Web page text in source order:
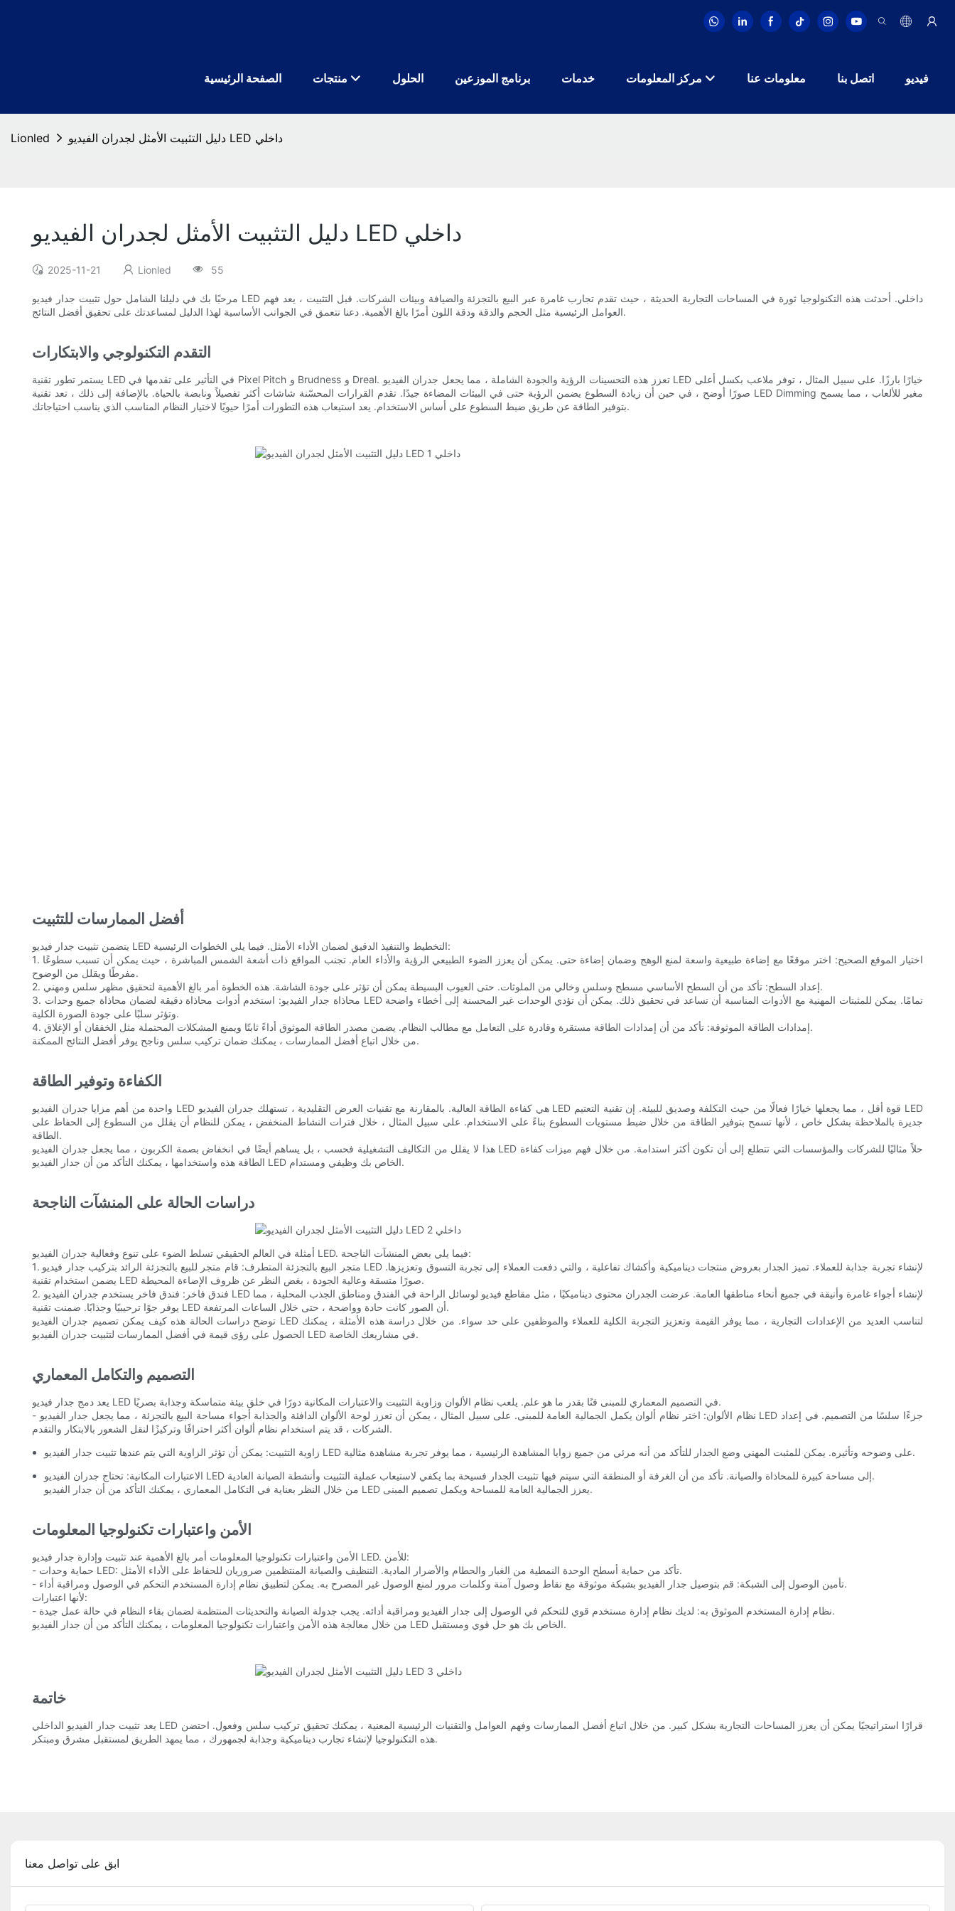
الصفحة الرئيسية منتجات الحلول برنامج الموزعين خدمات مركز المعلومات معلومات عنا اتصل بنا فيديو
Lionled دليل التثبيت الأمثل لجدران الفيديو LED داخلي
دليل التثبيت الأمثل لجدران الفيديو LED داخلي
2025-11-21 Lionled 55
مرحبًا بك في دليلنا الشامل حول تثبيت جدار فيديو LED داخلي. أحدثت هذه التكنولوجيا ثورة في المساحات التجارية الحديثة ، حيث تقدم تجارب غامرة عبر البيع بالتجزئة والضيافة وبيئات الشركات. قبل التثبيت ، يعد فهم
العوامل الرئيسية مثل الحجم والدقة ودقة اللون أمرًا بالغ الأهمية. دعنا نتعمق في الجوانب الأساسية لهذا الدليل لمساعدتك على تحقيق أفضل النتائج.
التقدم التكنولوجي والابتكارات
يستمر تطور تقنية LED في التأثير على تقدمها في Pixel Pitch و Brudness و Dreal. تعزز هذه التحسينات الرؤية والجودة الشاملة ، مما يجعل جدران الفيديو LED خيارًا بارزًا. على سبيل المثال ، توفر ملاعب بكسل أعلى
صورًا أوضح ، في حين أن زيادة السطوع يضمن الرؤية حتى في البيئات المضاءة جيدًا. تقدم القرارات المحسّنة شاشات أكثر تفصيلاً ونابضة بالحياة. بالإضافة إلى ذلك ، تعد تقنية LED Dimming مغير للألعاب ، مما يسمح
بتوفير الطاقة عن طريق ضبط السطوع على أساس الاستخدام. يعد استيعاب هذه التطورات أمرًا حيويًا لاختيار النظام المناسب الذي يناسب احتياجاتك.
أفضل الممارسات للتثبيت
يتضمن تثبيت جدار فيديو LED التخطيط والتنفيذ الدقيق لضمان الأداء الأمثل. فيما يلي الخطوات الرئيسية:
1. اختيار الموقع الصحيح: اختر موقعًا مع إضاءة طبيعية واسعة لمنع الوهج وضمان إضاءة حتى. يمكن أن يعزز الضوء الطبيعي الرؤية والأداء العام. تجنب المواقع ذات أشعة الشمس المباشرة ، حيث يمكن أن تسبب سطوعًا
مفرطًا ويقلل من الوضوح.
2. إعداد السطح: تأكد من أن السطح الأساسي مسطح وسلس وخالي من الملوثات. حتى العيوب البسيطة يمكن أن تؤثر على جودة الشاشة. هذه الخطوة أمر بالغ الأهمية لتحقيق مظهر سلس ومهني.
3. محاذاة جدار الفيديو: استخدم أدوات محاذاة دقيقة لضمان محاذاة جميع وحدات LED تمامًا. يمكن للمثبتات المهنية مع الأدوات المناسبة أن تساعد في تحقيق ذلك. يمكن أن تؤدي الوحدات غير المحسنة إلى أخطاء واضحة
وتؤثر سلبًا على جودة الصورة الكلية.
4. إمدادات الطاقة الموثوقة: تأكد من أن إمدادات الطاقة مستقرة وقادرة على التعامل مع مطالب النظام. يضمن مصدر الطاقة الموثوق أداءً ثابتًا ويمنع المشكلات المحتملة مثل الخفقان أو الإغلاق.
من خلال اتباع أفضل الممارسات ، يمكنك ضمان تركيب سلس وناجح يوفر أفضل النتائج الممكنة.
الكفاءة وتوفير الطاقة
واحدة من أهم مزايا جدران الفيديو LED هي كفاءة الطاقة العالية. بالمقارنة مع تقنيات العرض التقليدية ، تستهلك جدران الفيديو LED قوة أقل ، مما يجعلها خيارًا فعالًا من حيث التكلفة وصديق للبيئة. إن تقنية التعتيم LED
جديرة بالملاحظة بشكل خاص ، لأنها تسمح بتوفير الطاقة من خلال ضبط مستويات السطوع بناءً على الاستخدام. على سبيل المثال ، خلال فترات النشاط المنخفض ، يمكن للنظام أن يقلل من السطوع إلى الحفاظ على
الطاقة.
هذا لا يقلل من التكاليف التشغيلية فحسب ، بل يساهم أيضًا في انخفاض بصمة الكربون ، مما يجعل جدران الفيديو LED حلاً مثاليًا للشركات والمؤسسات التي تتطلع إلى أن تكون أكثر استدامة. من خلال فهم ميزات كفاءة
الطاقة هذه واستخدامها ، يمكنك التأكد من أن جدار الفيديو LED الخاص بك وظيفي ومستدام.
دراسات الحالة على المنشآت الناجحة
أمثلة في العالم الحقيقي تسلط الضوء على تنوع وفعالية جدران الفيديو LED. فيما يلي بعض المنشآت الناجحة:
1. متجر البيع بالتجزئة المتطرف: قام متجر للبيع بالتجزئة الرائد بتركيب جدار فيديو LED لإنشاء تجربة جذابة للعملاء. تميز الجدار بعروض منتجات ديناميكية وأكشاك تفاعلية ، والتي دفعت العملاء إلى تجربة التسوق وتعزيزها.
يضمن استخدام تقنية LED صورًا متسقة وعالية الجودة ، بغض النظر عن ظروف الإضاءة المحيطة.
2. فندق فاخر: فندق فاخر يستخدم جدران الفيديو LED لإنشاء أجواء غامرة وأنيقة في جميع أنحاء مناطقها العامة. عرضت الجدران محتوى ديناميكيًا ، مثل مقاطع فيديو لوسائل الراحة في الفندق ومناطق الجذب المحلية ، مما
يوفر جوًا ترحيبيًا وجذابًا. ضمنت تقنية LED أن الصور كانت حادة وواضحة ، حتى خلال الساعات المرتفعة.
توضح دراسات الحالة هذه كيف يمكن تصميم جدران الفيديو LED لتناسب العديد من الإعدادات التجارية ، مما يوفر القيمة وتعزيز التجربة الكلية للعملاء والموظفين على حد سواء. من خلال دراسة هذه الأمثلة ، يمكنك
الحصول على رؤى قيمة في أفضل الممارسات لتثبيت جدران الفيديو LED في مشاريعك الخاصة.
التصميم والتكامل المعماري
يعد دمج جدار فيديو LED في التصميم المعماري للمبنى فنًا بقدر ما هو علم. يلعب نظام الألوان وزاوية التثبيت والاعتبارات المكانية دورًا في خلق بيئة متماسكة وجذابة بصريًا.
- نظام الألوان: اختر نظام ألوان يكمل الجمالية العامة للمبنى. على سبيل المثال ، يمكن أن تعزز لوحة الألوان الدافئة والجذابة أجواء مساحة البيع بالتجزئة ، مما يجعل جدار الفيديو LED جزءًا سلسًا من التصميم. في إعداد
الشركات ، قد يتم استخدام نظام ألوان أكثر احترافًا وتركيزًا لنقل الشعور بالابتكار والتقدم.
زاوية التثبيت: يمكن أن تؤثر الزاوية التي يتم عندها تثبيت جدار الفيديو LED على وضوحه وتأثيره. يمكن للمثبت المهني وضع الجدار للتأكد من أنه مرئي من جميع زوايا المشاهدة الرئيسية ، مما يوفر تجربة مشاهدة مثالية.
الاعتبارات المكانية: تحتاج جدران الفيديو LED إلى مساحة كبيرة للمحاذاة والصيانة. تأكد من أن الغرفة أو المنطقة التي سيتم فيها تثبيت الجدار فسيحة بما يكفي لاستيعاب عملية التثبيت وأنشطة الصيانة العادية.
من خلال النظر بعناية في التكامل المعماري ، يمكنك التأكد من أن جدار الفيديو LED يعزز الجمالية العامة للمساحة ويكمل تصميم المبنى.
الأمن واعتبارات تكنولوجيا المعلومات
الأمن واعتبارات تكنولوجيا المعلومات أمر بالغ الأهمية عند تثبيت وإدارة جدار فيديو LED. للأمن:
- حماية وحدات LED: تأكد من حماية أسطح الوحدة النمطية من الغبار والحطام والأضرار المادية. التنظيف والصيانة المنتظمين ضروريان للحفاظ على الأداء الأمثل.
- تأمين الوصول إلى الشبكة: قم بتوصيل جدار الفيديو بشبكة موثوقة مع نقاط وصول آمنة وكلمات مرور لمنع الوصول غير المصرح به. يمكن لتطبيق نظام إدارة المستخدم التحكم في الوصول ومراقبة أداء.
لأنها اعتبارات:
- نظام إدارة المستخدم الموثوق به: لديك نظام إدارة مستخدم قوي للتحكم في الوصول إلى جدار الفيديو ومراقبة أدائه. يجب جدولة الصيانة والتحديثات المنتظمة لضمان بقاء النظام في حالة عمل جيدة.
من خلال معالجة هذه الأمن واعتبارات تكنولوجيا المعلومات ، يمكنك التأكد من أن جدار الفيديو LED الخاص بك هو حل قوي ومستقبل.
خاتمة
يعد تثبيت جدار الفيديو الداخلي LED قرارًا استراتيجيًا يمكن أن يعزز المساحات التجارية بشكل كبير. من خلال اتباع أفضل الممارسات وفهم العوامل والتقنيات الرئيسية المعنية ، يمكنك تحقيق تركيب سلس وفعول. احتضن
هذه التكنولوجيا لإنشاء تجارب ديناميكية وجذابة لجمهورك ، مما يمهد الطريق لمستقبل مشرق ومبتكر.
ابق على تواصل معنا